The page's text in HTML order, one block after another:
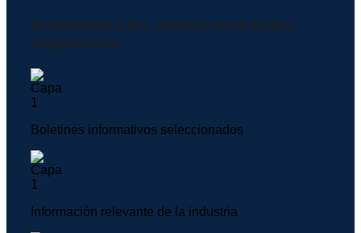
Suscríbete a las últimas novedades
regulatorias
Boletines informativos seleccionados
Información relevante de la industria